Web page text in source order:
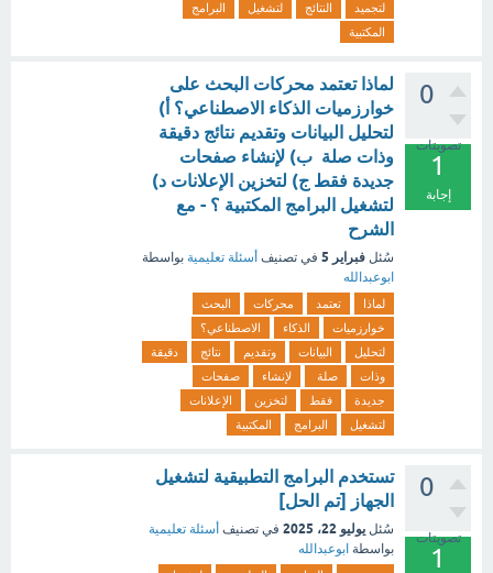
لتجميد
النتائج لتشغيل
البرامج
المكتبية
0
تصويتات
1
إجابة
لماذا تعتمد محركات البحث على
خوارزميات الذكاء الاصطناعي؟ أ)
لتحليل البيانات وتقديم نتائج دقيقة
وذات صلة ب) لإنشاء صفحات
جديدة فقط ج) لتخزين الإعلانات د)
لتشغيل البرامج المكتبية ؟ - مع
الشرح
سُئل فبراير 5 في تصنيف أسئلة تعليمية بواسطة
ابوعبدالله
لماذا تعتمد محركات
البحث
خوارزميات
الذكاء
الاصطناعي؟
لتحليل
البيانات وتقديم نتائج
دقيقة
وذات
صلة لإنشاء
صفحات
جديدة
فقط لتخزين
الإعلانات
لتشغيل
البرامج المكتبية
0
تصويتات
1
تستخدم البرامج التطبيقية لتشغيل
الجهاز [تم الحل]
سُئل يوليو 22، 2025 في تصنيف أسئلة تعليمية
بواسطة ابوعبدالله